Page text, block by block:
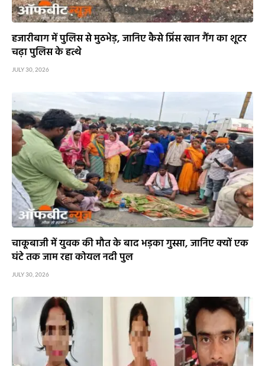
हजारीबाग में पुलिस से मुठभेड़, जानिए कैसे प्रिंस खान गैंग का शूटर
चढ़ा पुलिस के हत्थे
JULY 30, 2026
चाकूबाजी में युवक की मौत के बाद भड़का गुस्सा, जानिए क्यों एक
घंटे तक जाम रहा कोयल नदी पुल
JULY 30, 2026